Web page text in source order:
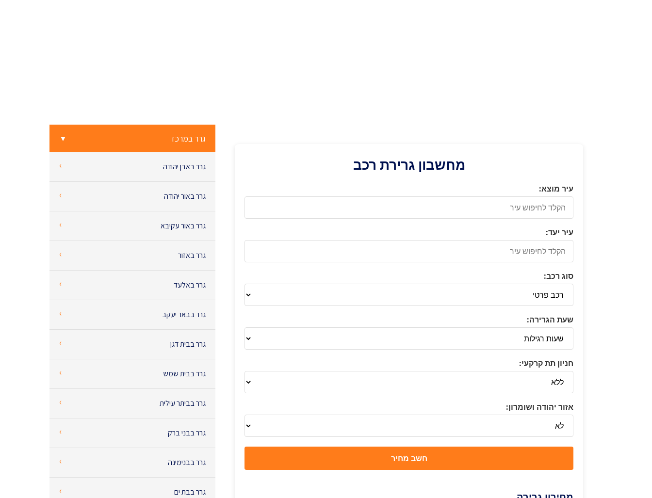
מחשבון גרירת רכב
עיר מוצא:
עיר יעד:
סוג רכב:
שעת הגרירה:
חניון תת קרקעי:
אזור יהודה ושומרון:
חשב מחיר
גרר במרכז ▼
‹ גרר באבן יהודה
‹ גרר באור יהודה
‹ גרר באור עקיבא
‹ גרר באזור
‹ גרר באלעד
‹ גרר בבאר יעקב
‹ גרר בבית דגן
‹ גרר בבית שמש
‹ גרר בביתר עילית
‹ גרר בבני ברק
‹ גרר בבנימינה
‹ גרר בבת ים